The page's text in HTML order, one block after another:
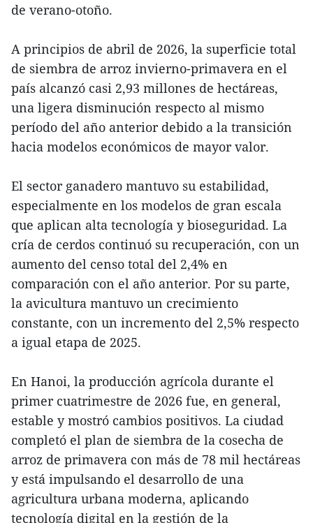
de verano-otoño.
A principios de abril de 2026, la superficie total
de siembra de arroz invierno-primavera en el
país alcanzó casi 2,93 millones de hectáreas,
una ligera disminución respecto al mismo
período del año anterior debido a la transición
hacia modelos económicos de mayor valor.
El sector ganadero mantuvo su estabilidad,
especialmente en los modelos de gran escala
que aplican alta tecnología y bioseguridad. La
cría de cerdos continuó su recuperación, con un
aumento del censo total del 2,4% en
comparación con el año anterior. Por su parte,
la avicultura mantuvo un crecimiento
constante, con un incremento del 2,5% respecto
a igual etapa de 2025.
En Hanoi, la producción agrícola durante el
primer cuatrimestre de 2026 fue, en general,
estable y mostró cambios positivos. La ciudad
completó el plan de siembra de la cosecha de
arroz de primavera con más de 78 mil hectáreas
y está impulsando el desarrollo de una
agricultura urbana moderna, aplicando
tecnología digital en la gestión de la